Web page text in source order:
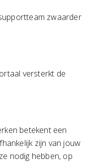
zwaarder
versterkt de
betekent een
zijn van jouw
nodig hebben, op